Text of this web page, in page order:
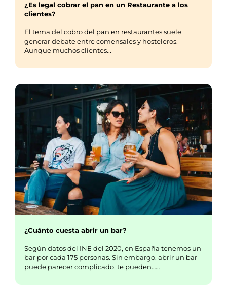
¿Es legal cobrar el pan en un Restaurante a los
clientes?
El tema del cobro del pan en restaurantes suele
generar debate entre comensales y hosteleros.
Aunque muchos clientes...
¿Cuánto cuesta abrir un bar?
Según datos del INE del 2020, en España tenemos un
bar por cada 175 personas. Sin embargo, abrir un bar
puede parecer complicado, te pueden……